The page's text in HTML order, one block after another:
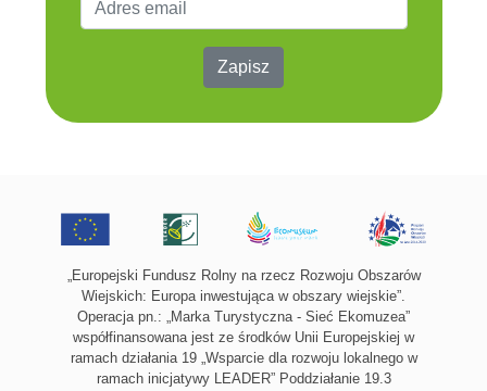
Zapisz
„Europejski Fundusz Rolny na rzecz Rozwoju Obszarów
Wiejskich: Europa inwestująca w obszary wiejskie”.
Operacja pn.: „Marka Turystyczna - Sieć Ekomuzea”
współfinansowana jest ze środków Unii Europejskiej w
ramach działania 19 „Wsparcie dla rozwoju lokalnego w
ramach inicjatywy LEADER” Poddziałanie 19.3